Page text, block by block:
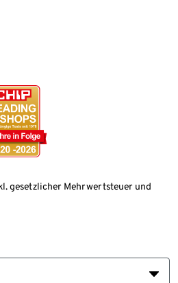
gesetzlicher Mehrwertsteuer und